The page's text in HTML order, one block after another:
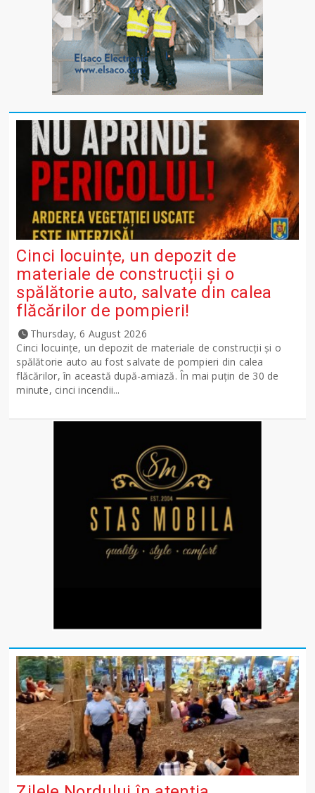
Cinci locuințe, un depozit de
materiale de construcții și o
spălătorie auto, salvate din calea
flăcărilor de pompieri!
Thursday, 6 August 2026
Cinci locuințe, un depozit de materiale de construcții și o
spălătorie auto au fost salvate de pompieri din calea
flăcărilor, în această după-amiază. În mai puțin de 30 de
minute, cinci incendii...